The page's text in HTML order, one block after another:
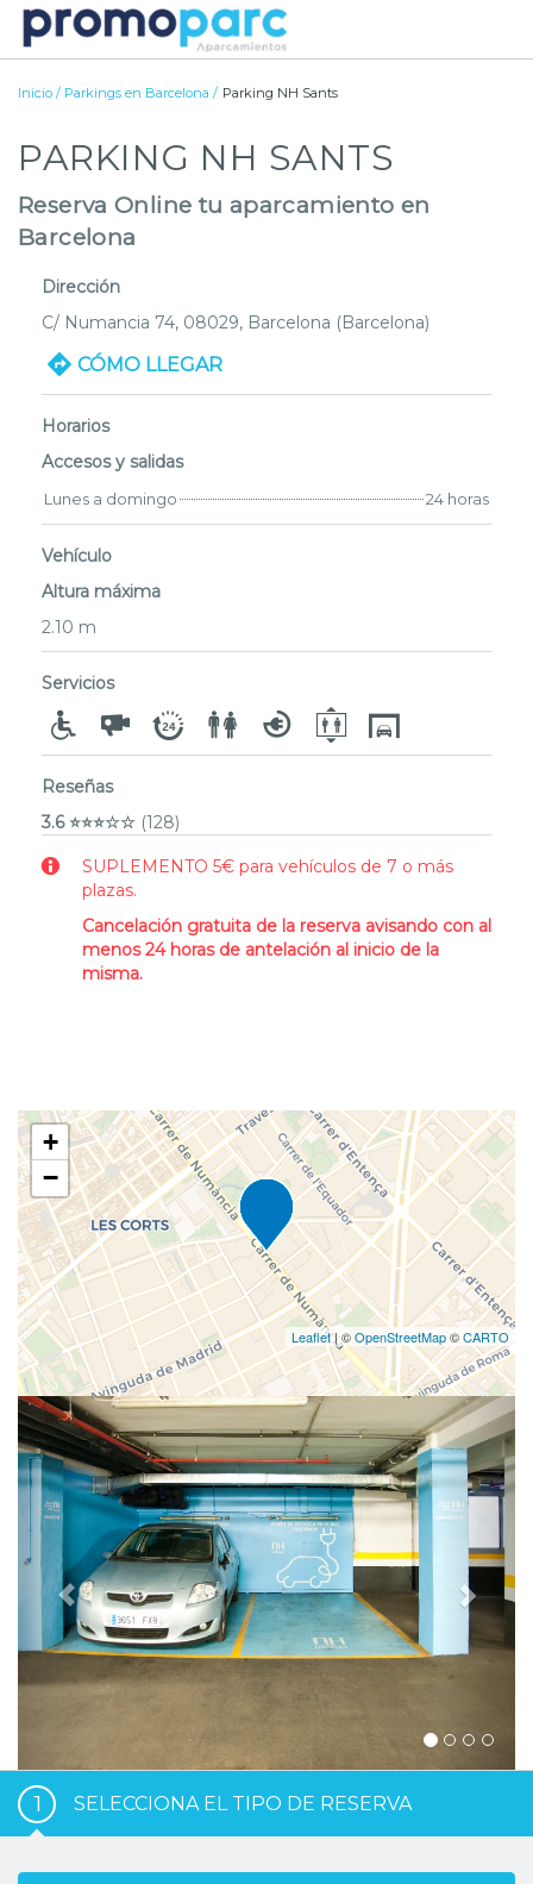
Inicio / Parkings en Barcelona / Parking NH Sants
PARKING NH SANTS
Reserva Online tu aparcamiento en
Barcelona
Dirección
C/ Numancia 74, 08029, Barcelona (Barcelona)
CÓMO LLEGAR
Horarios
Accesos y salidas
Lunes a domingo 24 horas
Vehículo
Altura máxima
2.10 m
Servicios
Reseñas
3.6 ⭐⭐⭐☆☆ (128)
SUPLEMENTO 5€ para vehículos de 7 o más
plazas.
Cancelación gratuita de la reserva avisando con al
menos 24 horas de antelación al inicio de la
misma.
+
−
Leaflet| ©OpenStreetMap©CARTO
Previous Next
1 SELECCIONA EL TIPO DE RESERVA